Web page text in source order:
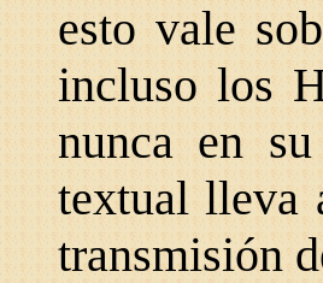
esto vale
incluso los
nunca en
textual lleva
transmisión